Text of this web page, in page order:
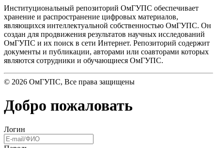
Институциональный репозиторий ОмГУПС обеспечивает
хранение и распространение цифровых материалов,
являющихся интеллектуальной собственностью ОмГУПС. Он
создан для продвижения результатов научных исследований
ОмГУПС и их поиск в сети Интернет. Репозиторий содержит
документы и публикации, авторами или соавторами которых
являются сотрудники и обучающиеся ОмГУПС.
© 2026 ОмГУПС, Все права защищены
Добро пожаловать
Логин